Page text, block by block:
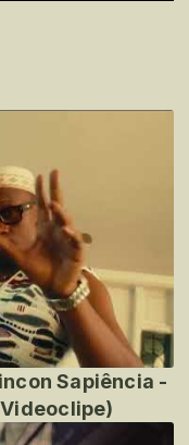
Sapiência -